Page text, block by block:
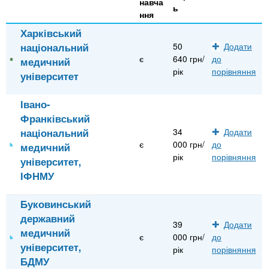
ння
ь
Харківський
національний
медичний
університет
є
50
640 грн/
рік
Додати
до
порівняння
Івано-
Франківський
національний
медичний
університет,
ІФНМУ
є
34
000 грн/
рік
Додати
до
порівняння
Буковинський
державний
медичний
університет,
БДМУ
є
39
000 грн/
рік
Додати
до
порівняння